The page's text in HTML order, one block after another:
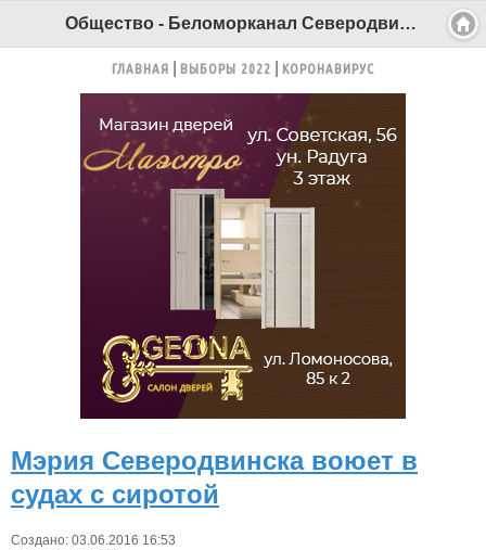
Общество - Беломорканал Северодвинск tv29.ru
ГЛАВНАЯ ВЫБОРЫ 2022 КОРОНАВИРУС
Мэрия Северодвинска воюет в
судах с сиротой
Создано: 03.06.2016 16:53